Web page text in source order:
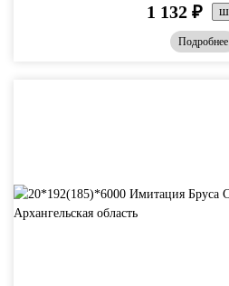
1 132 ₽
Подробнее